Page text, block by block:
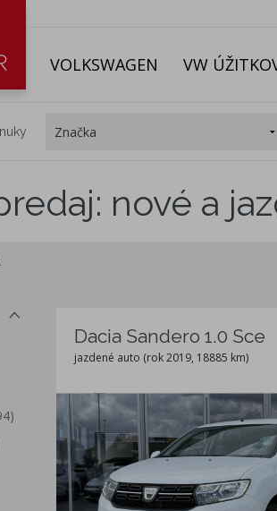
VOLKSWAGEN VW
nové a
Dacia Sandero 1.0 Sce
jazdené auto (rok 2019, 18885 km)